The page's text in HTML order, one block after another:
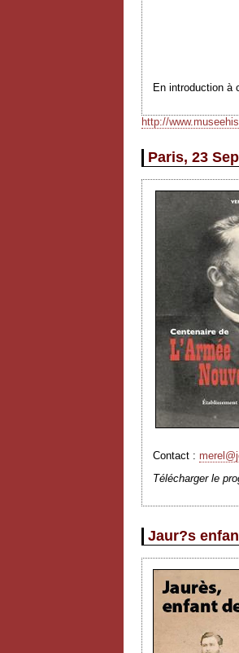
En introduction à
http://
Paris, 23
Contact :
Télécharger le
Jaur?s